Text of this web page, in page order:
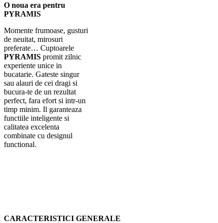
O noua era pentru
PYRAMIS
Momente frumoase, gusturi
de neuitat, mirosuri
preferate… Cuptoarele
PYRAMIS promit zilnic
experiente unice in
bucatarie. Gateste singur
sau alauri de cei dragi si
bucura-te de un rezultat
perfect, fara efort si intr-un
timp minim. Il garanteaza
functiile inteligente si
calitatea excelenta
combinate cu designul
functional.
CARACTERISTICI GENERALE